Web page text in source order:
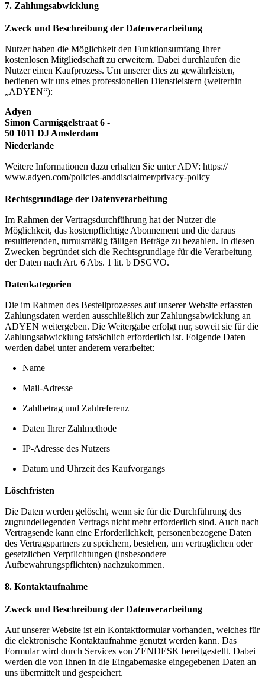
7. Zahlungsabwicklung
Zweck und Beschreibung der Datenverarbeitung
Nutzer haben die Möglichkeit den Funktionsumfang Ihrer
kostenlosen Mitgliedschaft zu erweitern. Dabei durchlaufen die
Nutzer einen Kaufprozess. Um unserer dies zu gewährleisten,
bedienen wir uns eines professionellen Dienstleistern (weiterhin
„ADYEN“):
Adyen
Simon Carmiggelstraat 6 -
50 1011 DJ Amsterdam
Niederlande
Weitere Informationen dazu erhalten Sie unter ADV: https://
www.adyen.com/policies-anddisclaimer/privacy-policy
Rechtsgrundlage der Datenverarbeitung
Im Rahmen der Vertragsdurchführung hat der Nutzer die
Möglichkeit, das kostenpflichtige Abonnement und die daraus
resultierenden, turnusmäßig fälligen Beträge zu bezahlen. In diesen
Zwecken begründet sich die Rechtsgrundlage für die Verarbeitung
der Daten nach Art. 6 Abs. 1 lit. b DSGVO.
Datenkategorien
Die im Rahmen des Bestellprozesses auf unserer Website erfassten
Zahlungsdaten werden ausschließlich zur Zahlungsabwicklung an
ADYEN weitergeben. Die Weitergabe erfolgt nur, soweit sie für die
Zahlungsabwicklung tatsächlich erforderlich ist. Folgende Daten
werden dabei unter anderem verarbeitet:
Name
Mail-Adresse
Zahlbetrag und Zahlreferenz
Daten Ihrer Zahlmethode
IP-Adresse des Nutzers
Datum und Uhrzeit des Kaufvorgangs
Löschfristen
Die Daten werden gelöscht, wenn sie für die Durchführung des
zugrundeliegenden Vertrags nicht mehr erforderlich sind. Auch nach
Vertragsende kann eine Erforderlichkeit, personenbezogene Daten
des Vertragspartners zu speichern, bestehen, um vertraglichen oder
gesetzlichen Verpflichtungen (insbesondere
Aufbewahrungspflichten) nachzukommen.
8. Kontaktaufnahme
Zweck und Beschreibung der Datenverarbeitung
Auf unserer Website ist ein Kontaktformular vorhanden, welches für
die elektronische Kontaktaufnahme genutzt werden kann. Das
Formular wird durch Services von ZENDESK bereitgestellt. Dabei
werden die von Ihnen in die Eingabemaske eingegebenen Daten an
uns übermittelt und gespeichert.